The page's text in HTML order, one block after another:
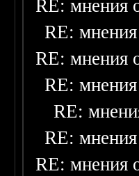
RE: мнения
RE:
RE: мнения
RE:
RE:
RE:
RE: мнения